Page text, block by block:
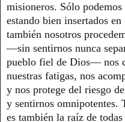
misioneros. Sólo
estando bien insertados
también nosotros
—sin sentirnos nunca
pueblo fiel de Dios— nos
nuestras fatigas, nos
y nos protege del riesgo
y sentirnos omnipotentes.
es también la raíz de